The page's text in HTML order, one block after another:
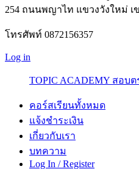
254 ถนนพญาไท แขวงวังใหม่
โทรศัพท์ 0872156357
Log in
TOPIC ACADEMY สอบ
คอร์สเรียนทั้งหมด
แจ้งชำระเงิน
เกี่ยวกับเรา
บทความ
Log In / Register